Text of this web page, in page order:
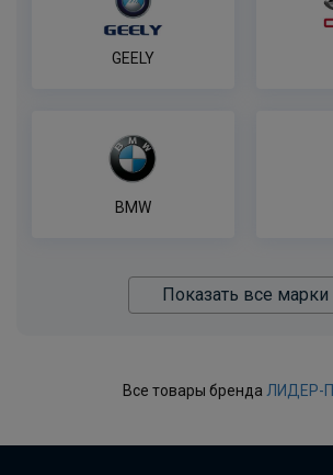
GEELY
BMW
Показать все марки
Все товары бренда ЛИДЕР-